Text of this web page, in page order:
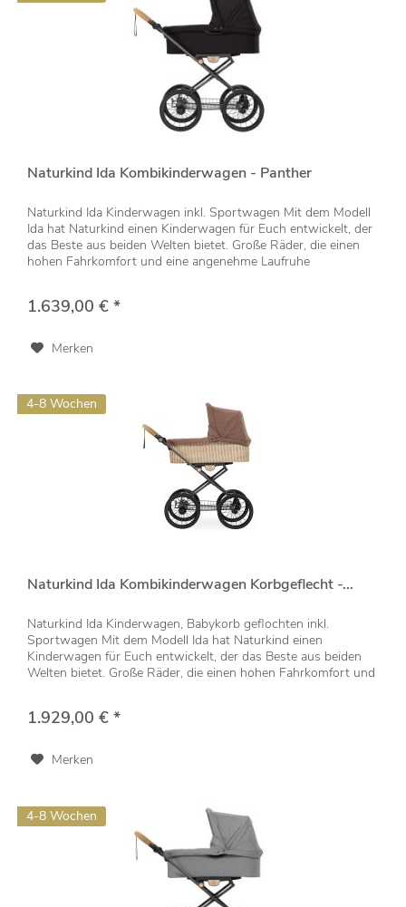
Naturkind Ida Kombikinderwagen - Panther
Naturkind Ida Kinderwagen inkl. Sportwagen Mit dem Modell
Ida hat Naturkind einen Kinderwagen für Euch entwickelt, der
das Beste aus beiden Welten bietet. Große Räder, die einen
hohen Fahrkomfort und eine angenehme Laufruhe
1.639,00 € *
Merken
4-8 Wochen
Naturkind Ida Kombikinderwagen Korbgeflecht -...
Naturkind Ida Kinderwagen, Babykorb geflochten inkl.
Sportwagen Mit dem Modell Ida hat Naturkind einen
Kinderwagen für Euch entwickelt, der das Beste aus beiden
Welten bietet. Große Räder, die einen hohen Fahrkomfort und
1.929,00 € *
Merken
4-8 Wochen